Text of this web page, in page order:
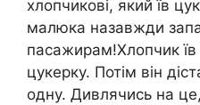
хлопчикові, який їв
малюка назавжди
пасажирам!Хлопчик
цукерку. Потім він
одну. Дивлячись на